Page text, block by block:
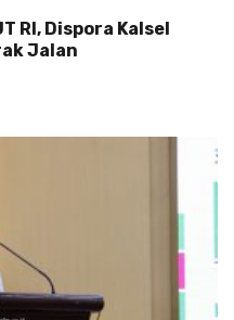
RI, Dispora Kalsel
Jalan